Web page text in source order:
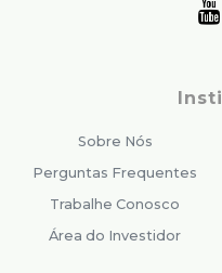
Sobre Nós
Perguntas Frequentes
Trabalhe Conosco
Área do Investidor